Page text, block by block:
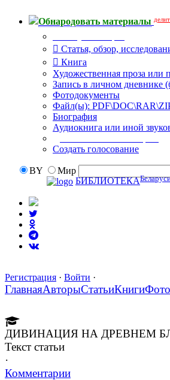
Обнародовать материалы
Статья, обзор,
Книга
Художественная проза или
Запись в личном дневнике
Фотодокументы
Файл(ы):
Биография
Аудиокнига или иной
Создать голосование
BY
Мир
БИБЛИОТЕКА
Регистрация · Войти ·
ГлавнаяАвторыСтатьиКнигиФото
ДИВИНАЦИЯ НА ДРЕВНЕМ
Текст статьи
·
Комментарии